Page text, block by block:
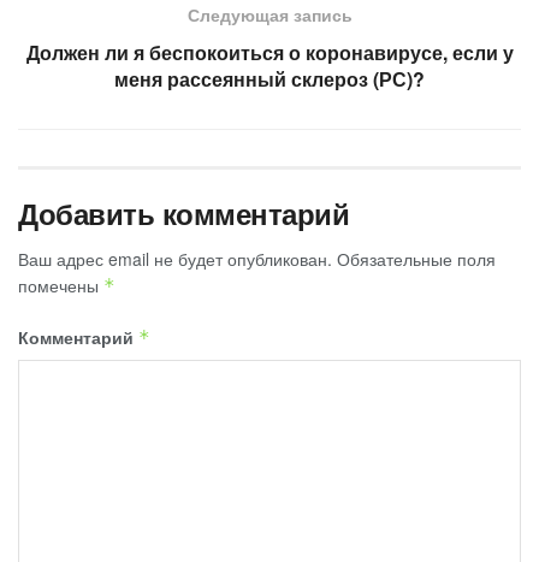
Следующая запись
Должен ли я беспокоиться о коронавирусе, если у
меня рассеянный склероз (РС)?
Добавить комментарий
Ваш адрес email не будет опубликован. Обязательные поля
помечены *
Комментарий *